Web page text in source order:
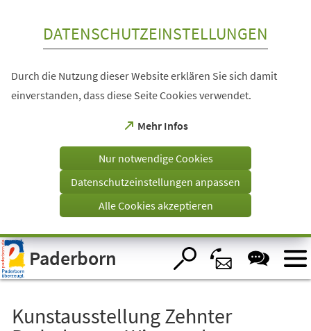
Visuelle
Assistenzsoftware
öffnen.
DATENSCHUTZEINSTELLUNGEN
Durch die Nutzung dieser Website erklären Sie sich damit
einverstanden, dass diese Seite Cookies verwendet.
Mehr Infos
(Öffnet
einem
Tab)
Nur notwendige Cookies
Datenschutzeinstellungen anpassen
Alle Cookies akzeptieren
Paderborn
Kunstausstellung Zehnter